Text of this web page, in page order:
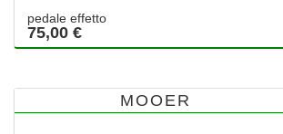
pedale effetto
75,00 €
MOOER